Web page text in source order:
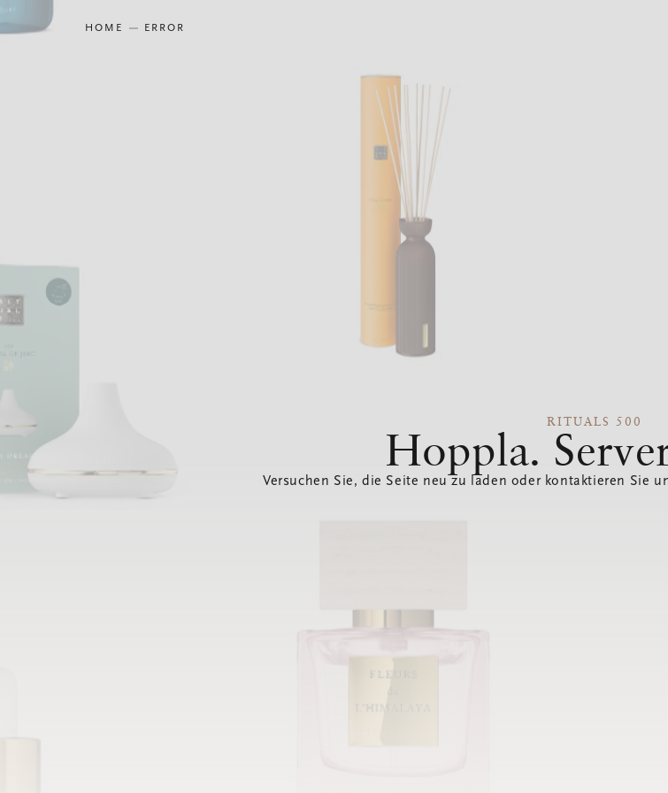
HOME ERROR
RITUALS 500
Hoppla.
Versuchen Sie, die Seite neu zu laden oder kontaktieren Sie